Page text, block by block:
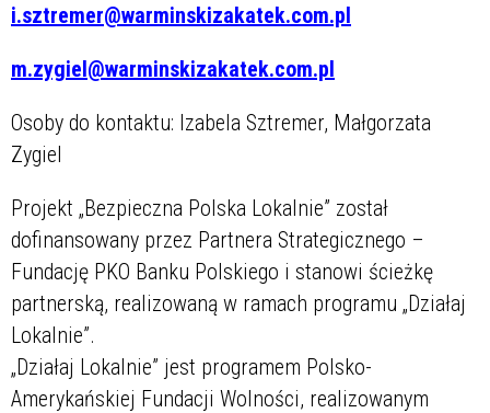
i.sztremer@warminskizakatek.com.pl
m.zygiel@warminskizakatek.com.pl
Osoby do kontaktu: Izabela Sztremer, Małgorzata
Zygiel
Projekt „Bezpieczna Polska Lokalnie” został
dofinansowany przez Partnera Strategicznego –
Fundację PKO Banku Polskiego i stanowi ścieżkę
partnerską, realizowaną w ramach programu „Działaj
Lokalnie”.
„Działaj Lokalnie” jest programem Polsko-
Amerykańskiej Fundacji Wolności, realizowanym